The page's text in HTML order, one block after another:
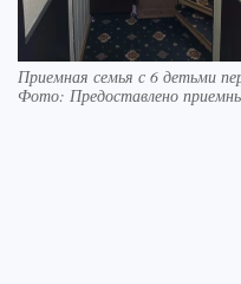
Приемная семья с 6 детьми
Фото: Предоставлено